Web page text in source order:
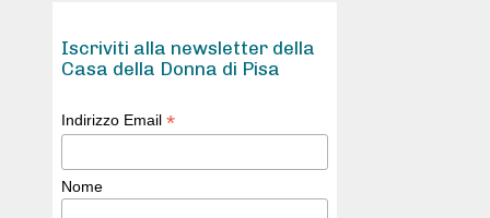
Iscriviti alla newsletter della
Casa della Donna di Pisa
Indirizzo Email *
Nome